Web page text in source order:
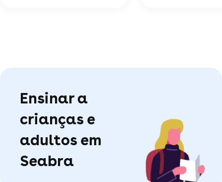
Ensinar a
crianças e
adultos em
Seabra